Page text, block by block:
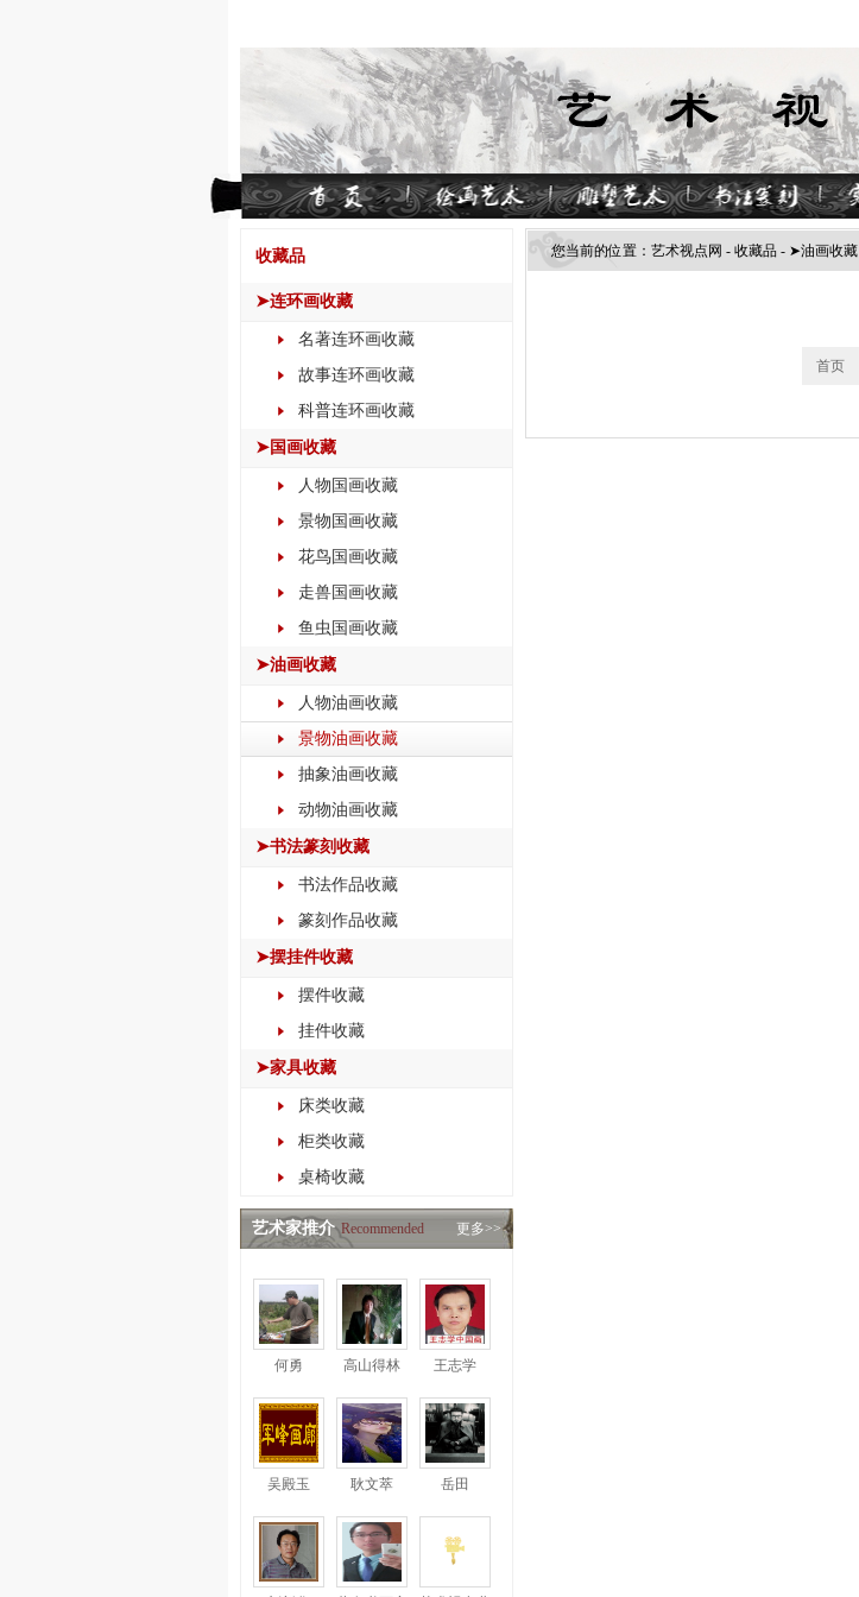
收藏品
➤连环画收藏
名著连环画收藏
故事连环画收藏
科普连环画收藏
➤国画收藏
人物国画收藏
景物国画收藏
花鸟国画收藏
走兽国画收藏
鱼虫国画收藏
➤油画收藏
人物油画收藏
景物油画收藏
抽象油画收藏
动物油画收藏
➤书法篆刻收藏
书法作品收藏
篆刻作品收藏
➤摆挂件收藏
摆件收藏
挂件收藏
➤家具收藏
床类收藏
柜类收藏
桌椅收藏
艺术家推介 Recommended 更多>>
何勇 高山得林 王志学
吴殿玉 耿文萃 岳田
您当前的位置： 艺术视点网 - 收藏品 - ➤油画收藏
首页